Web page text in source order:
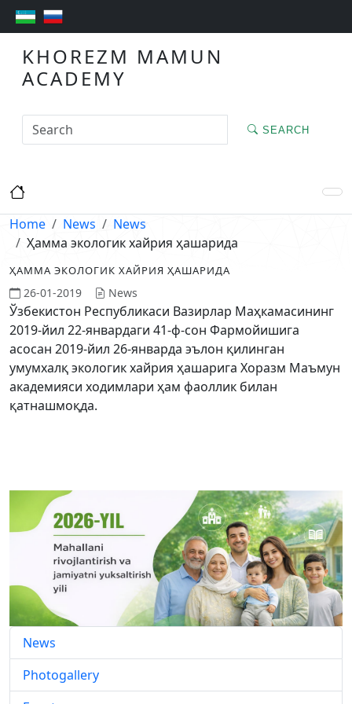
KHOREZM MAMUN
ACADEMY
SEARCH
Home News
News
Ҳамма экологик хайрия ҳашарида
ҲАММА ЭКОЛОГИК ХАЙРИЯ ҲАШАРИДА
26-01-2019 News
Ўзбекистон Республикаси Вазирлар Маҳкамасининг
2019-йил 22-январдаги 41-ф-сон Фармойишига
асосан 2019-йил 26-январда эълон қилинган
умумхалқ экологик хайрия ҳашарига Хоразм Маъмун
академияси ходимлари ҳам фаоллик билан
қатнашмоқда.
News
Photogallery